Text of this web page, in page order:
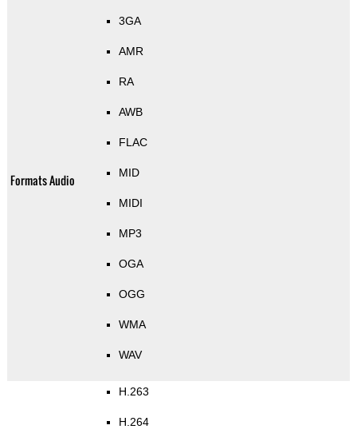
Formats Audio
3GA
AMR
RA
AWB
FLAC
MID
MIDI
MP3
OGA
OGG
WMA
WAV
H.263
H.264